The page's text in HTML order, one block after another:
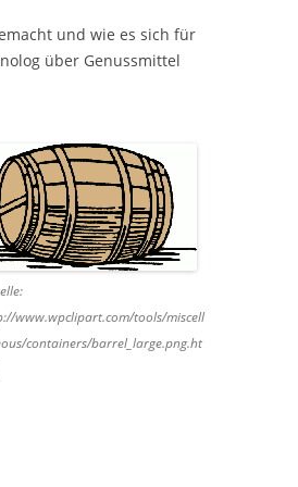
EINGESTELLTE SENDUNGEN
und wie es sich für
über Genussmittel
www.wpclipart.com/tools/miscell
containers/barrel_large.png.ht